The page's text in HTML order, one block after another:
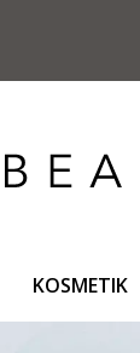
KOSMETIK